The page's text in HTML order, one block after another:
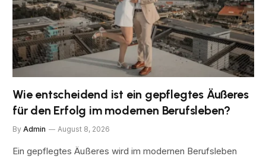
Wie entscheidend ist ein gepflegtes Äußeres
für den Erfolg im modernen Berufsleben?
By Admin August 8, 2026
Ein gepflegtes Äußeres wird im modernen Berufsleben